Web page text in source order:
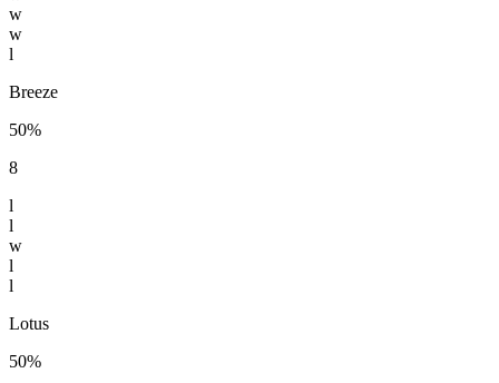
w
w
l
Breeze
50%
8
l
l
w
l
l
Lotus
50%